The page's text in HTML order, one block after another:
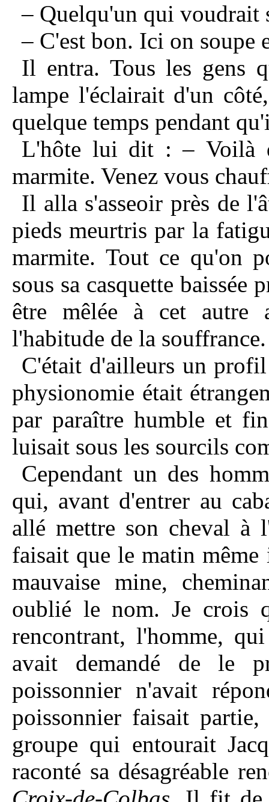
– Quelqu'un qui voudrait
– C'est bon. Ici on soupe
Il entra. Tous les gens
lampe l'éclairait d'un
quelque temps pendant
L'hôte lui dit : – Voilà
marmite. Venez vous
Il alla s'asseoir près de
pieds meurtris par la
marmite. Tout ce qu'on
sous sa casquette baissée
être mêlée à cet autre
l'habitude de la souffrance.
C'était d'ailleurs un
physionomie était
par paraître humble et
luisait sous les sourcils
Cependant un des
qui, avant d'entrer au
allé mettre son cheval à
faisait que le matin
mauvaise mine,
oublié le nom. Je crois
rencontrant, l'homme,
avait demandé de le
poissonnier n'avait
poissonnier faisait
groupe qui entourait
raconté sa désagréable